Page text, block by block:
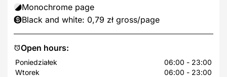
Open hours:
Poniedziałek
06:00 - 23:00
Wtorek
06:00 - 23:00
Monochrome page
Black and white: 0,79 zł gross/page